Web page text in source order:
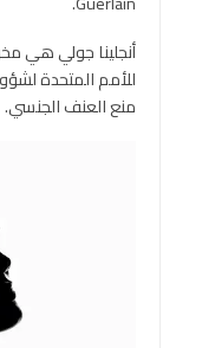
أنجلينا جولي هي
للأمم المتحدة
منع العنف الجنسي.